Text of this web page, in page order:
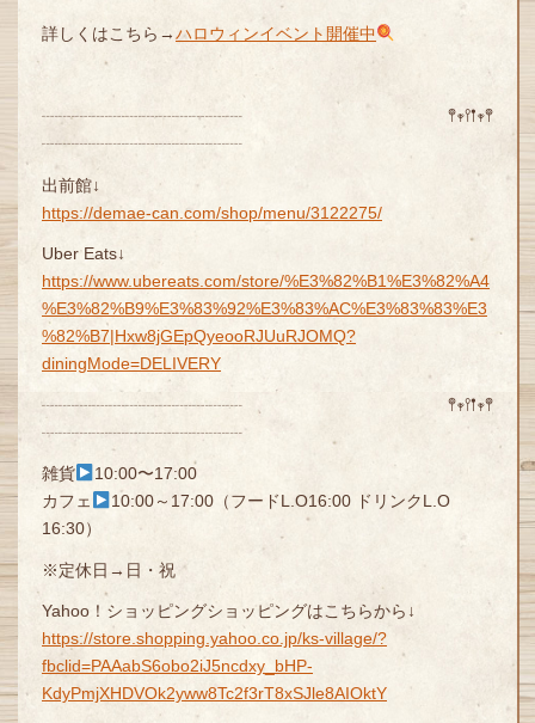
詳しくはこちら→ハロウィンイベント開催中
┈┈┈┈┈┈┈┈┈┈┈┈ 𖤣𖥧𖥣𖡡𖥧𖤣
┈┈┈┈┈┈┈┈┈┈┈┈
出前館↓
https://demae-can.com/shop/menu/3122275/
Uber Eats↓
https://www.ubereats.com/store/%E3%82%B1%E3%82%A4
%E3%82%B9%E3%83%92%E3%83%AC%E3%83%83%E3
%82%B7|Hxw8jGEpQyeooRJUuRJOMQ?
diningMode=DELIVERY
┈┈┈┈┈┈┈┈┈┈┈┈ 𖤣𖥧𖥣𖡡𖥧𖤣
┈┈┈┈┈┈┈┈┈┈┈┈
雑貨
10:00〜17:00
カフェ
10:00～17:00（フードL.O16:00 ドリンクL.O
16:30）
※定休日→日・祝
Yahoo！ショッピングショッピングはこちらから↓
https://store.shopping.yahoo.co.jp/ks-village/?
fbclid=PAAabS6obo2iJ5ncdxy_bHP-
KdyPmjXHDVOk2yww8Tc2f3rT8xSJle8AIOktY